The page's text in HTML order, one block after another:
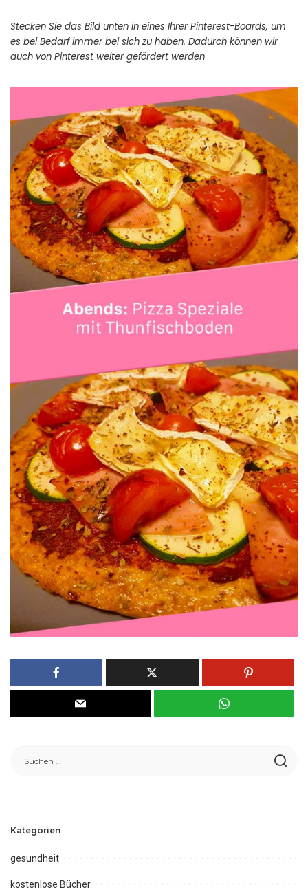
Stecken Sie das Bild unten in eines Ihrer Pinterest-Boards, um
es bei Bedarf immer bei sich zu haben. Dadurch können wir
auch von Pinterest weiter gefördert werden
Kategorien
gesundheit
kostenlose Bücher